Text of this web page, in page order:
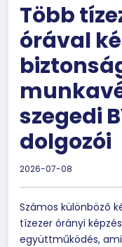
Több
órával
szegedi
dolgozói
2026-07-08
Számos különböző
tízezer órányi
együttműködés, amit